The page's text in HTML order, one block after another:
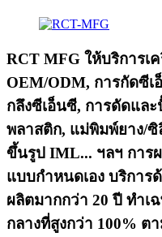
RCT MFG ให้บริการเ
OEM/ODM, การกัดซีเ
กลึงซีเอ็นซี, การดัดแล
พลาสติก, แม่พิมพ์ยาง/
ขึ้นรูป IML... ฯลฯ การ
แบบกำหนดเอง บริกา
ผลิตมากกว่า 20 ปี ทำ
กลางที่สูงกว่า 100% ต